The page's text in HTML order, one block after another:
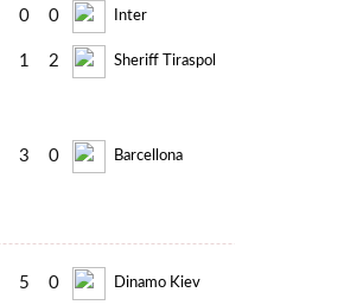
0 0 Inter
1 2 Sheriff Tiraspol
3 0 Barcellona
5 0 Dinamo Kiev